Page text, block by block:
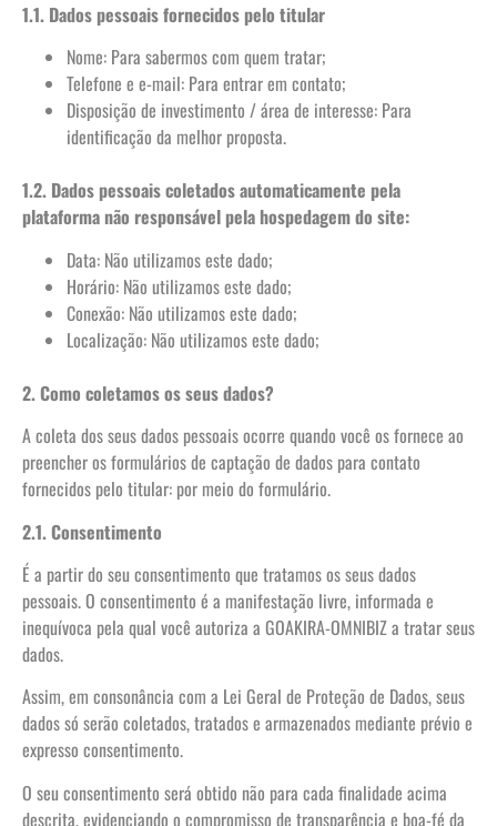
1.1. Dados pessoais fornecidos pelo titular
Nome: Para sabermos com quem tratar;
Telefone e e-mail: Para entrar em contato;
Disposição de investimento / área de interesse: Para
identificação da melhor proposta.
1.2. Dados pessoais coletados automaticamente pela
plataforma não responsável pela hospedagem do site:
Data: Não utilizamos este dado;
Horário: Não utilizamos este dado;
Conexão: Não utilizamos este dado;
Localização: Não utilizamos este dado;
2. Como coletamos os seus dados?
A coleta dos seus dados pessoais ocorre quando você os fornece ao
preencher os formulários de captação de dados para contato
fornecidos pelo titular: por meio do formulário.
2.1. Consentimento
É a partir do seu consentimento que tratamos os seus dados
pessoais. O consentimento é a manifestação livre, informada e
inequívoca pela qual você autoriza a GOAKIRA-OMNIBIZ a tratar seus
dados.
Assim, em consonância com a Lei Geral de Proteção de Dados, seus
dados só serão coletados, tratados e armazenados mediante prévio e
expresso consentimento.
O seu consentimento será obtido não para cada finalidade acima
descrita, evidenciando o compromisso de transparência e boa-fé da